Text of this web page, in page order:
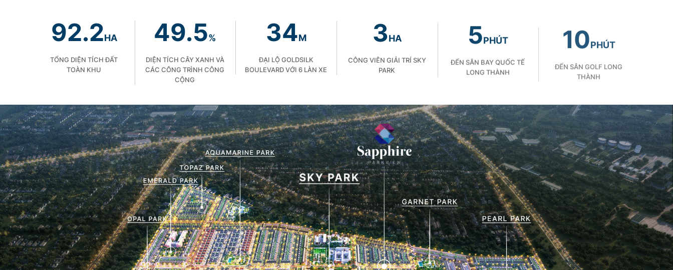
92.2HA
TỔNG DIỆN TÍCH ĐẤT
TOÀN KHU
49.5%
DIỆN TÍCH CÂY XANH VÀ
CÁC CÔNG TRÌNH CÔNG
CỘNG
34M
ĐẠI LỘ GOLDSILK
BOULEVARD VỚI 6 LÀN XE
3HA
CÔNG VIÊN GIẢI TRÍ SKY
PARK
5PHÚT
ĐẾN SÂN BAY QUỐC TẾ
LONG THÀNH
10 PHÚT
THÀNH